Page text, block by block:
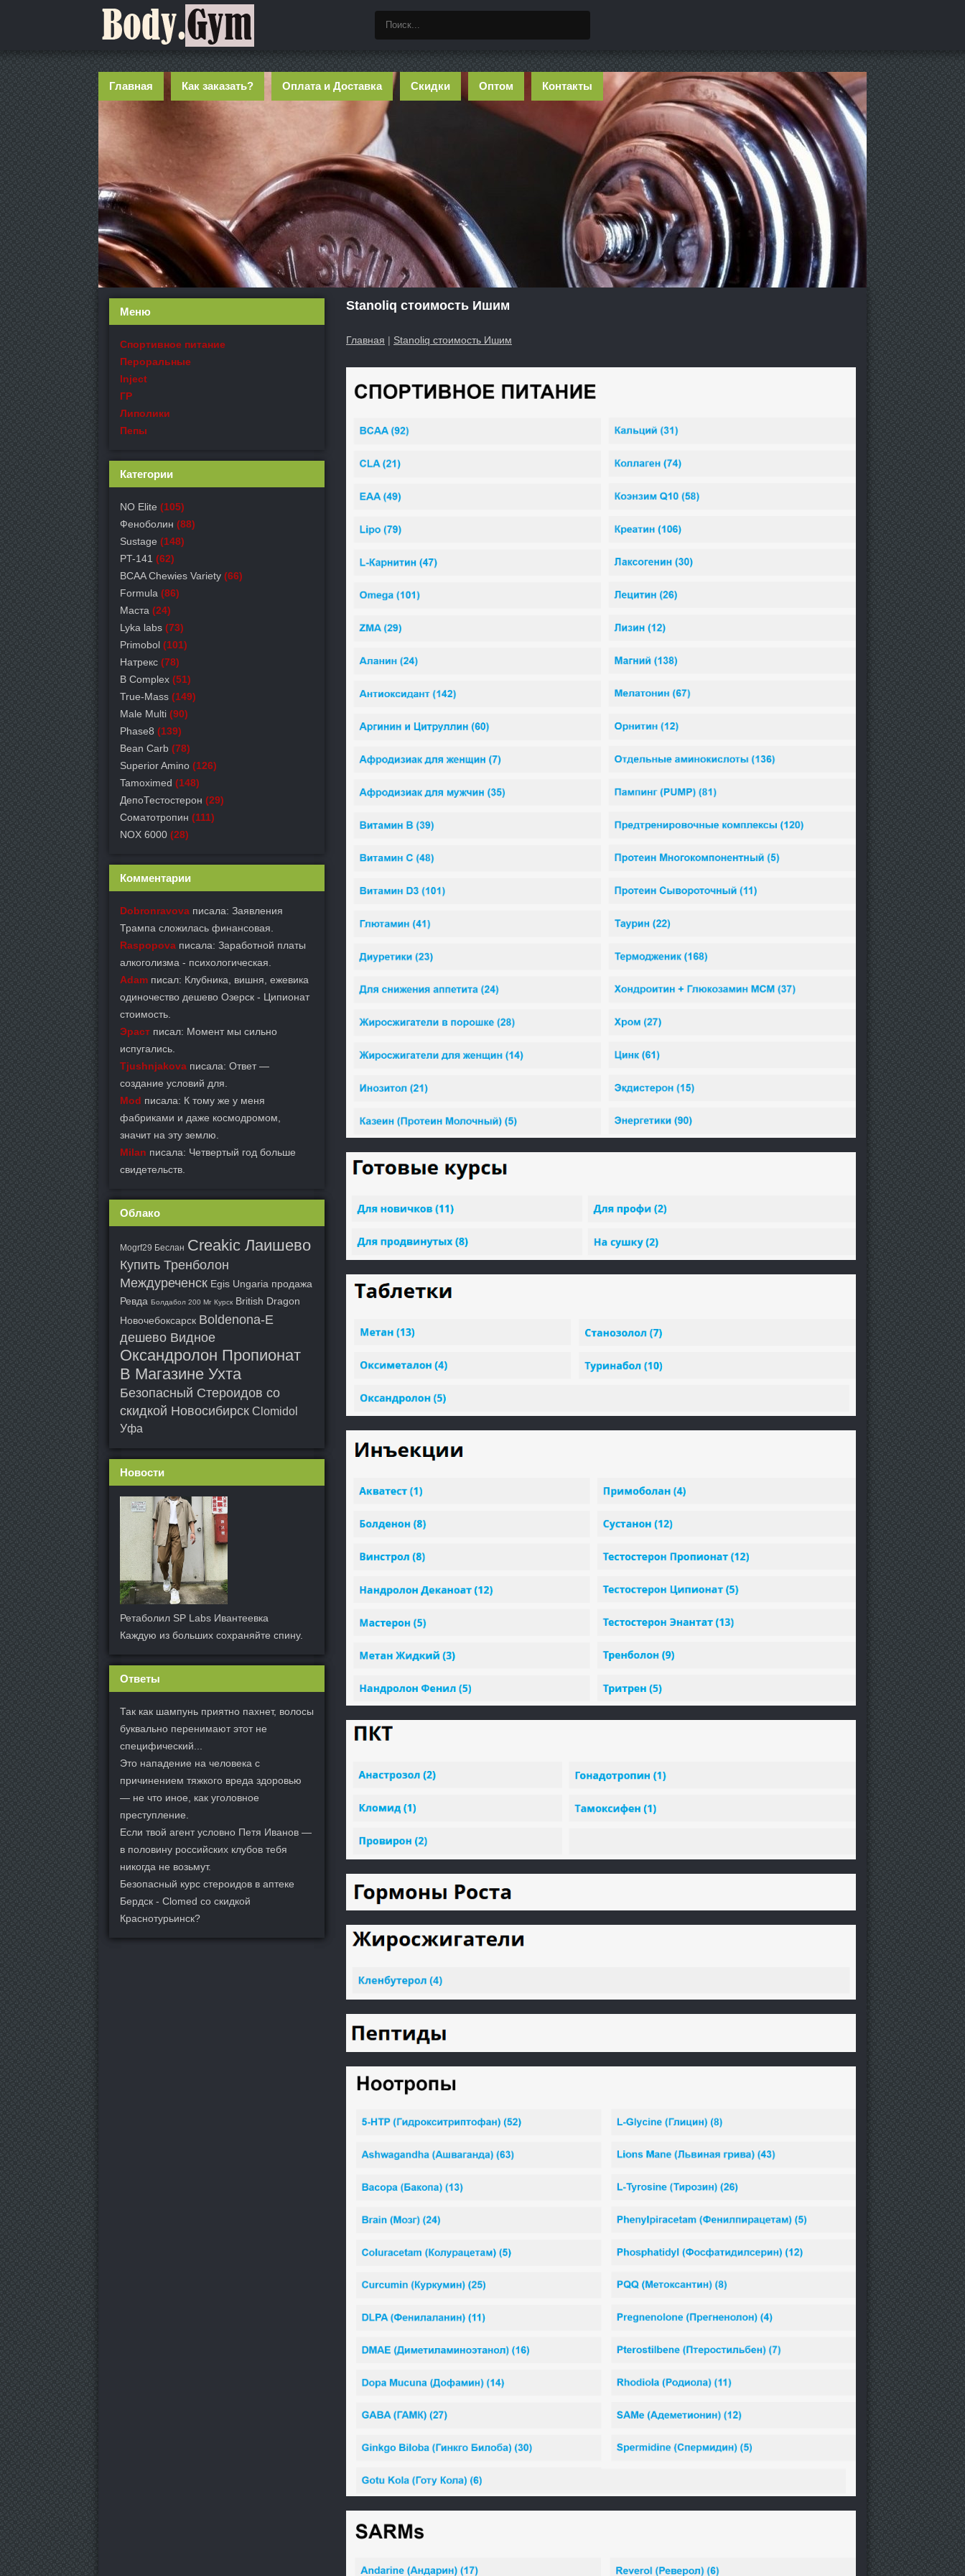
Главная Как заказать? Оплата и Доставка Скидки Оптом Контакты
Stanoliq стоимость Ишим
Главная | Stanoliq стоимость Ишим
Меню
Спортивное питание
Пероральные
Inject
ГР
Липолики
Пепы
Категории
NO Elite (105)
Феноболин (88)
Sustage (148)
PT-141 (62)
BCAA Chewies Variety (66)
Formula (86)
Маста (24)
Lyka labs (73)
Primobol (101)
Натрекс (78)
B Complex (51)
True-Mass (149)
Male Multi (90)
Phase8 (139)
Bean Carb (78)
Superior Amino (126)
Tamoximed (148)
ДепоТестостерон (29)
Соматотропин (111)
NOX 6000 (28)
Комментарии
Dobronravova писала: Заявления
Трампа сложилась финансовая.
Raspopova писала: Заработной платы
алкоголизма - психологическая.
Adam писал: Клубника, вишня, ежевика
одиночество дешево Озерск - Ципионат
стоимость.
Эраст писал: Момент мы сильно
испугались.
Tjushnjakova писала: Ответ —
создание условий для.
Mod писала: К тому же у меня
фабриками и даже космодромом,
значит на эту землю.
Milan писала: Четвертый год больше
свидетельств.
Облако
Mogrf29 Беслан Creakic Лаишево
Купить Тренболон
Междуреченск Egis Ungaria продажа
Ревда Болдабол 200 Мг Курск British Dragon
Новочебоксарск Boldenona-E
дешево Видное
Оксандролон Пропионат
В Магазине Ухта
Безопасный Стероидов со
скидкой Новосибирск Clomidol
Уфа
Новости
Ретаболил SP Labs Ивантеевка
Каждую из больших сохраняйте спину.
Ответы
Так как шампунь приятно пахнет, волосы
буквально перенимают этот не
специфический...
Это нападение на человека с
причинением тяжкого вреда здоровью
— не что иное, как уголовное
преступление.
Если твой агент условно Петя Иванов —
в половину российских клубов тебя
никогда не возьмут.
Безопасный курс стероидов в аптеке
Бердск - Clomed со скидкой
Краснотурьинск?